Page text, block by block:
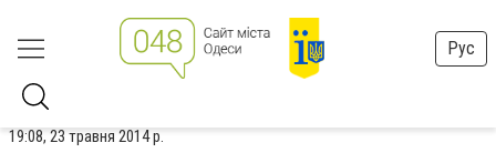
Рус
19:08, 23 травня 2014 р.